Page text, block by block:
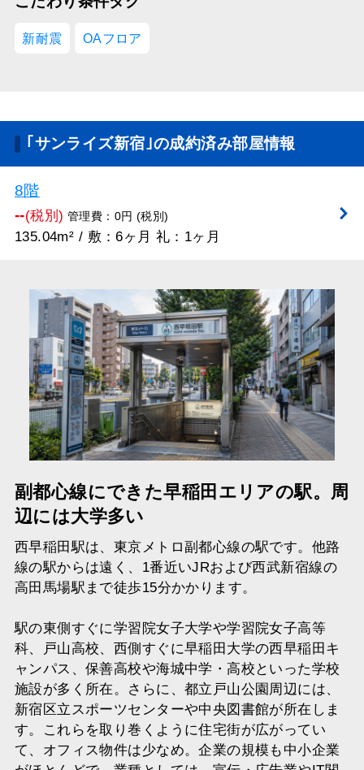
新耐震 OAフロア
｢サンライズ新宿｣の成約済み部屋情報
8階
--(税別) 管理費：0円 (税別)
135.04m² / 敷：6ヶ月 礼：1ヶ月
副都心線にできた早稲田エリアの駅。周
辺には大学多い
西早稲田駅は、東京メトロ副都心線の駅です。他路
線の駅からは遠く、1番近いJRおよび西武新宿線の
高田馬場駅まで徒歩15分かかります。
駅の東側すぐに学習院女子大学や学習院女子高等
科、戸山高校、西側すぐに早稲田大学の西早稲田キ
ャンパス、保善高校や海城中学・高校といった学校
施設が多く所在。さらに、都立戸山公園周辺には、
新宿区立スポーツセンターや中央図書館が所在しま
す。これらを取り巻くように住宅街が広がってい
て、オフィス物件は少なめ。企業の規模も中小企業